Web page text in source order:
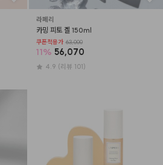
라페리
카밍 피토 겔 150ml
쿠폰적용가 63,000
11% 56,070
4.9 (리뷰 101)